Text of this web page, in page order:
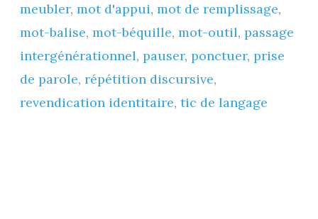
B1)
meubler, mot d'appui, mot de remplissage,
mot-balise, mot-béquille, mot-outil, passage
intergénérationnel, pauser, ponctuer, prise
de parole, répétition discursive,
revendication identitaire, tic de langage